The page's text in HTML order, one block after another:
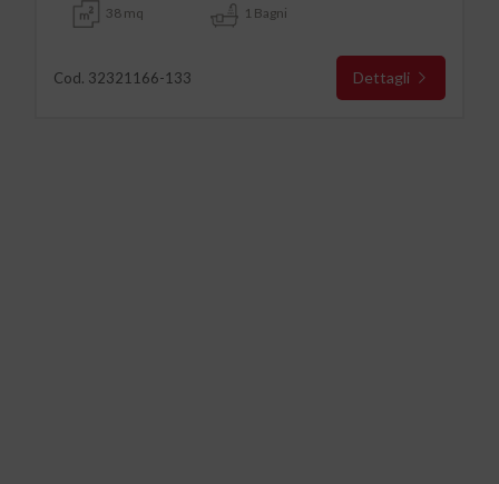
38 mq 1 Bagni
Cod. 32321166-133 Dettagli